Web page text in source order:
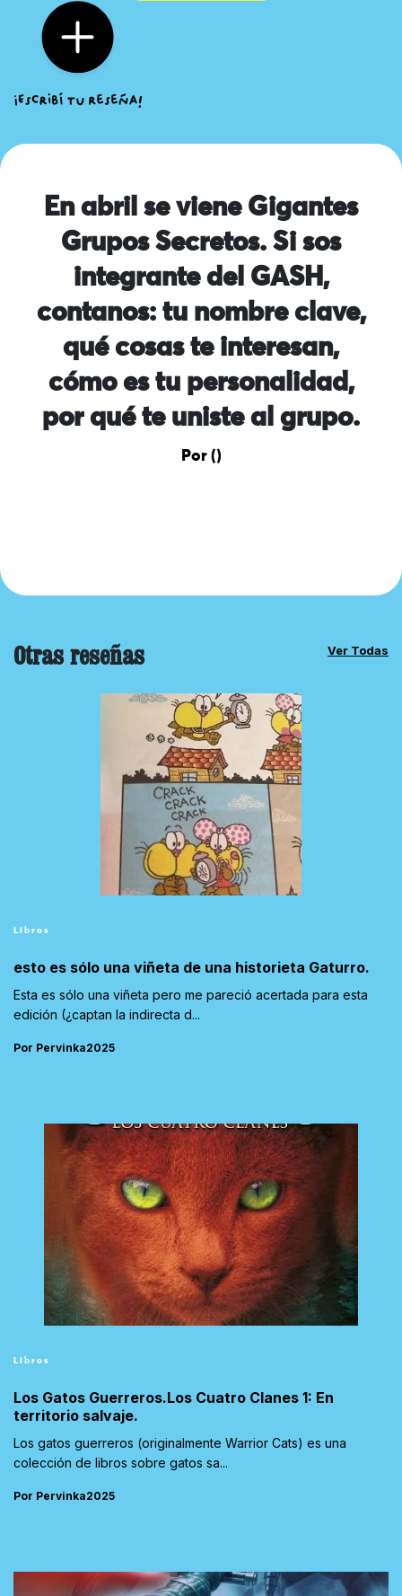
En abril se viene Gigantes
Grupos Secretos. Si sos
integrante del GASH,
contanos: tu nombre clave,
qué cosas te interesan,
cómo es tu personalidad,
por qué te uniste al grupo.
Por ()
Otras reseñas Ver Todas
Libros
esto es sólo una viñeta de una historieta Gaturro.
Esta es sólo una viñeta pero me pareció acertada para esta
edición (¿captan la indirecta d...
Por Pervinka2025
Libros
Los Gatos Guerreros.Los Cuatro Clanes 1: En
territorio salvaje.
Los gatos guerreros (originalmente Warrior Cats) es una
colección de libros sobre gatos sa...
Por Pervinka2025